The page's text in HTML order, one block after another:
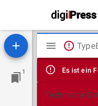
1
Mirador
Viewer
Es ist ein
Technische